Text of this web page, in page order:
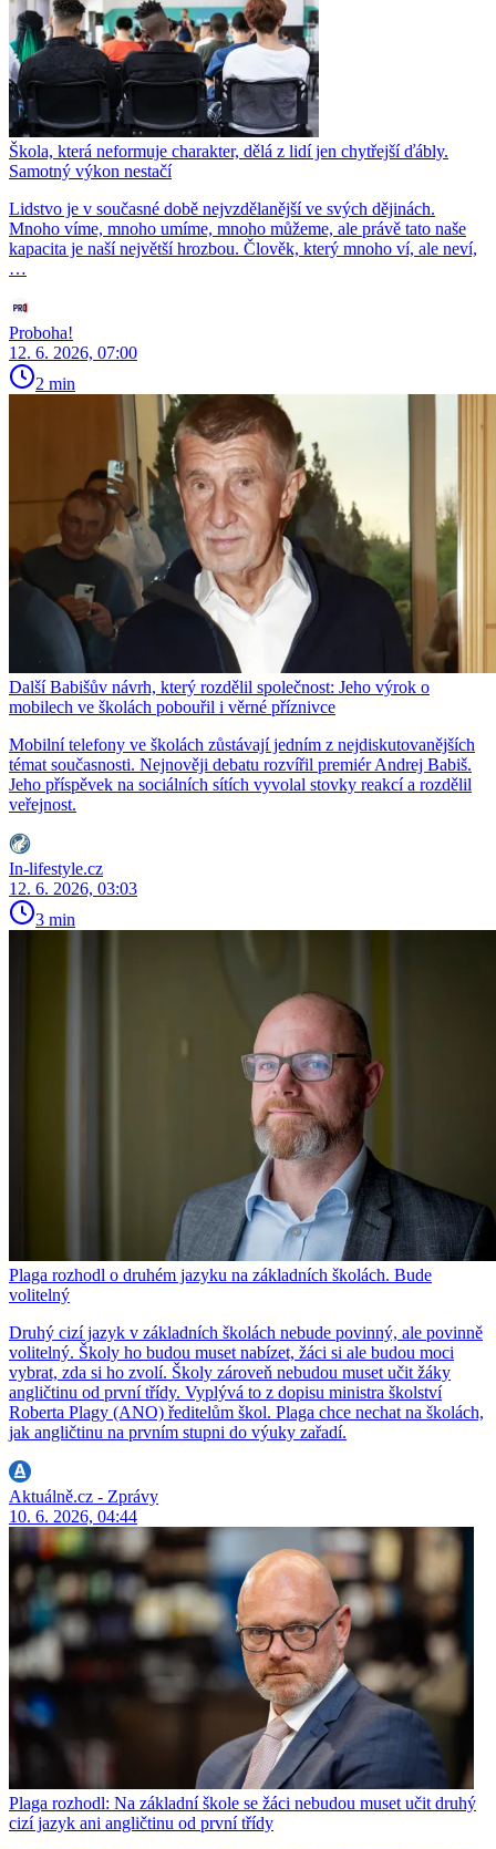
Škola, která neformuje charakter, dělá z lidí jen chytřejší ďábly.
Samotný výkon nestačí
Lidstvo je v současné době nejvzdělanější ve svých dějinách.
Mnoho víme, mnoho umíme, mnoho můžeme, ale právě tato naše
kapacita je naší největší hrozbou. Člověk, který mnoho ví, ale neví,
…
Proboha!
12. 6. 2026, 07:00
2 min
Další Babišův návrh, který rozdělil společnost: Jeho výrok o
mobilech ve školách pobouřil i věrné příznivce
Mobilní telefony ve školách zůstávají jedním z nejdiskutovanějších
témat současnosti. Nejnověji debatu rozvířil premiér Andrej Babiš.
Jeho příspěvek na sociálních sítích vyvolal stovky reakcí a rozdělil
veřejnost.
In-lifestyle.cz
12. 6. 2026, 03:03
3 min
Plaga rozhodl o druhém jazyku na základních školách. Bude
volitelný
Druhý cizí jazyk v základních školách nebude povinný, ale povinně
volitelný. Školy ho budou muset nabízet, žáci si ale budou moci
vybrat, zda si ho zvolí. Školy zároveň nebudou muset učit žáky
angličtinu od první třídy. Vyplývá to z dopisu ministra školství
Roberta Plagy (ANO) ředitelům škol. Plaga chce nechat na školách,
jak angličtinu na prvním stupni do výuky zařadí.
Aktuálně.cz - Zprávy
10. 6. 2026, 04:44
Plaga rozhodl: Na základní škole se žáci nebudou muset učit druhý
cizí jazyk ani angličtinu od první třídy